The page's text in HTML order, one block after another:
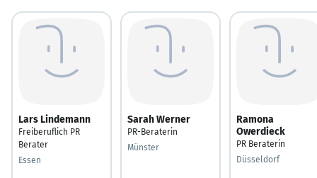
Lars Lindemann
Freiberuflich PR
Berater
Essen
Sarah Werner
PR-Beraterin
Münster
Ramona
Owerdieck
PR Beraterin
Düsseldorf